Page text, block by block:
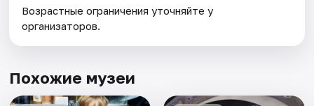
Возрастные ограничения уточняйте у
организаторов.
Похожие музеи